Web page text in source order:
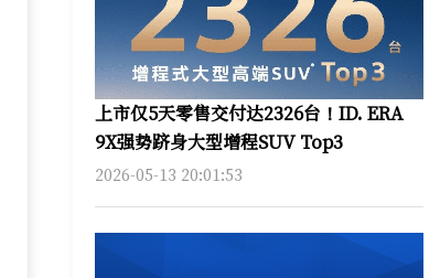
上市仅5天零售交付达2326台！ID. ERA
9X强势跻身大型增程SUV Top3
2026-05-13 20:01:53